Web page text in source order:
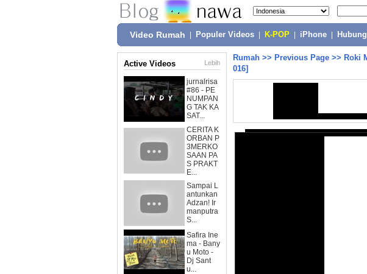
Video Rumah Populer Videos K-POP iPhone
Active Videos Lebih
jurnalrisa
#86 - PE
NUMPAN
G TAK KA
SAT...
CERITA K
ORBAN P
3MERKO
SAAN PA
S PRAKT
E...
Sampai L
antunkan
Adzan! Ir
manputra
S...
Safira Ine
ma - Bany
u Moto -
Dj Sant
u...
Rumah >> Previous Page >> Roki
016]